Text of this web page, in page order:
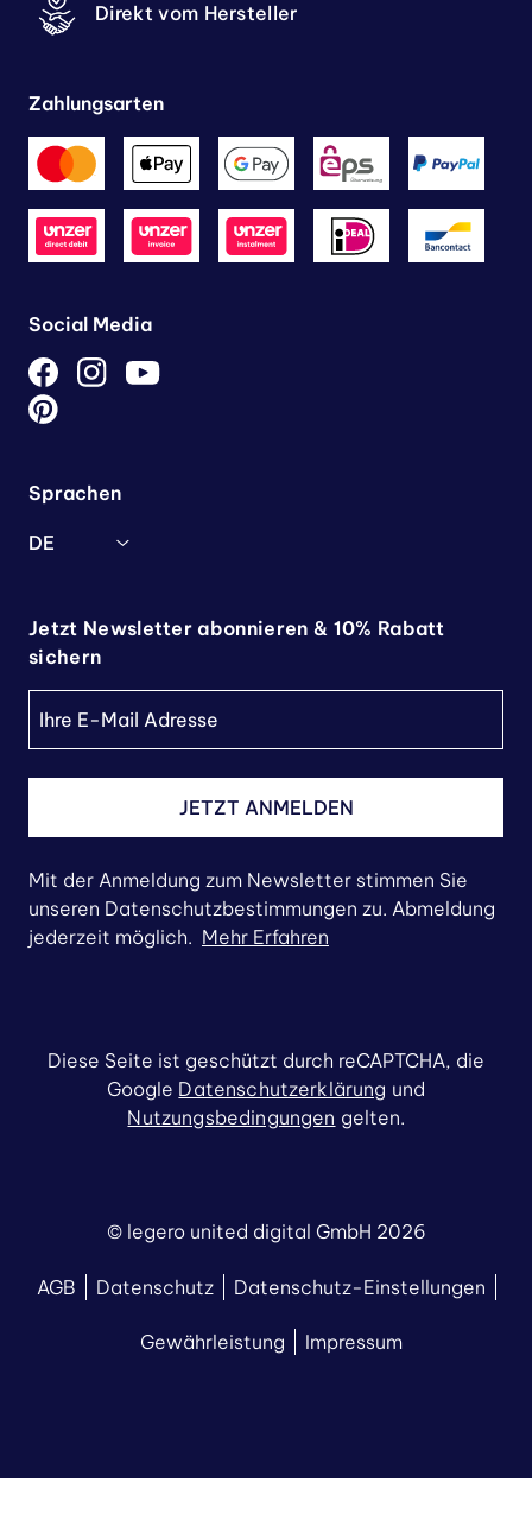
Direkt vom Hersteller
Zahlungsarten
Social Media
Sprachen
DE
Jetzt Newsletter abonnieren & 10% Rabatt
sichern
JETZT ANMELDEN
Mit der Anmeldung zum Newsletter stimmen Sie
unseren Datenschutzbestimmungen zu. Abmeldung
jederzeit möglich. Mehr Erfahren
© legero united digital GmbH 2026
AGB Datenschutz Datenschutz-Einstellungen
Gewährleistung Impressum
Diese Seite ist geschützt durch reCAPTCHA, die
Google Datenschutzerklärung und
Nutzungsbedingungen gelten.